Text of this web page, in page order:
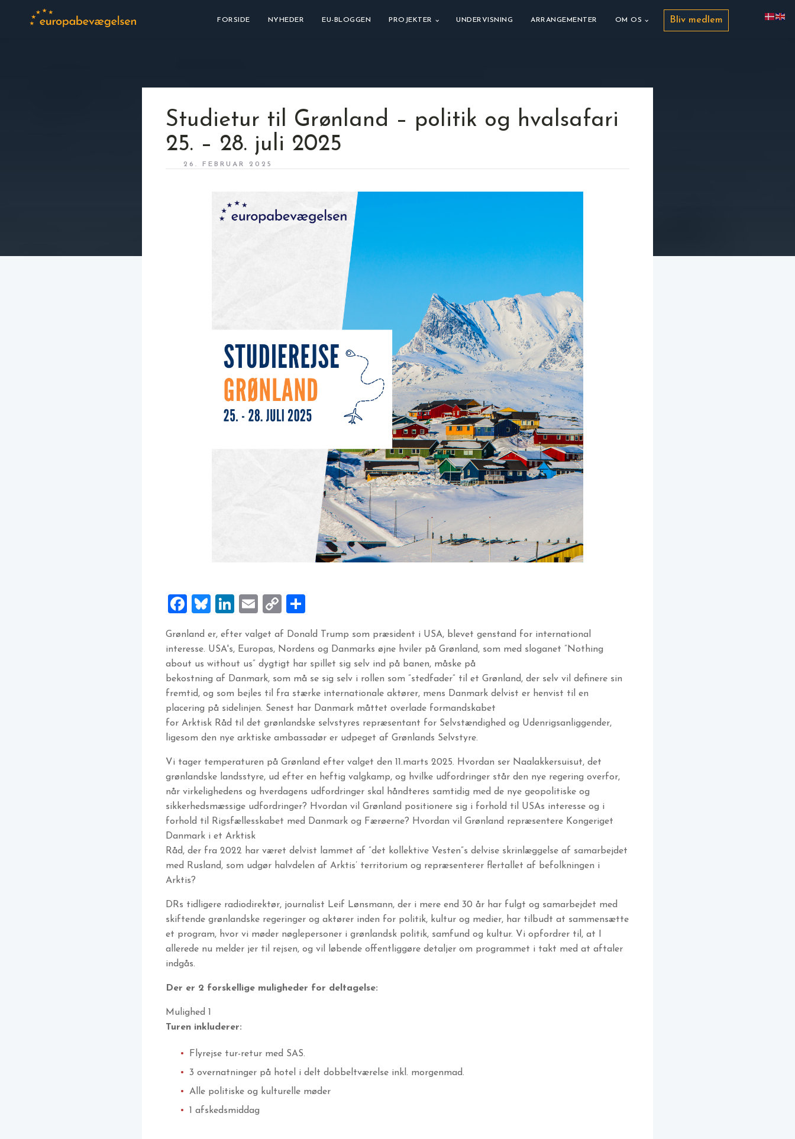
FORSIDE NYHEDER EU-BLOGGEN PROJEKTER UNDERVISNING ARRANGEMENTER OM OS Bliv medlem
Studietur til Grønland – politik og hvalsafari
25. – 28. juli 2025
26. FEBRUAR 2025
Facebook
Bluesky
LinkedIn
EmailCopy
Grønland er, efter valget af Donald Trump som præsident i USA, blevet genstand for international
interesse. USA's, Europas, Nordens og Danmarks øjne hviler på Grønland, som med sloganet ”Nothing
about us without us” dygtigt har spillet sig selv ind på banen, måske på
bekostning af Danmark, som må se sig selv i rollen som ”stedfader” til et Grønland, der selv vil definere sin
fremtid, og som bejles til fra stærke internationale aktører, mens Danmark delvist er henvist til en
placering på sidelinjen. Senest har Danmark måttet overlade formandskabet
for Arktisk Råd til det grønlandske selvstyres repræsentant for Selvstændighed og Udenrigsanliggender,
ligesom den nye arktiske ambassadør er udpeget af Grønlands Selvstyre.
Vi tager temperaturen på Grønland efter valget den 11.marts 2025. Hvordan ser Naalakkersuisut, det
grønlandske landsstyre, ud efter en heftig valgkamp, og hvilke udfordringer står den nye regering overfor,
når virkelighedens og hverdagens udfordringer skal håndteres samtidig med de nye geopolitiske og
sikkerhedsmæssige udfordringer? Hvordan vil Grønland positionere sig i forhold til USAs interesse og i
forhold til Rigsfællesskabet med Danmark og Færøerne? Hvordan vil Grønland repræsentere Kongeriget
Danmark i et Arktisk
Råd, der fra 2022 har været delvist lammet af ”det kollektive Vesten”s delvise skrinlæggelse af samarbejdet
med Rusland, som udgør halvdelen af Arktis’ territorium og repræsenterer flertallet af befolkningen i
Arktis?
DRs tidligere radiodirektør, journalist Leif Lønsmann, der i mere end 30 år har fulgt og samarbejdet med
skiftende grønlandske regeringer og aktører inden for politik, kultur og medier, har tilbudt at sammensætte
et program, hvor vi møder nøglepersoner i grønlandsk politik, samfund og kultur. Vi opfordrer til, at I
allerede nu melder jer til rejsen, og vil løbende offentliggøre detaljer om programmet i takt med at aftaler
indgås.
Der er 2 forskellige muligheder for deltagelse:
Mulighed 1
Turen inkluderer:
Flyrejse tur-retur med SAS.
3 overnatninger på hotel i delt dobbeltværelse inkl. morgenmad.
Alle politiske og kulturelle møder
1 afskedsmiddag